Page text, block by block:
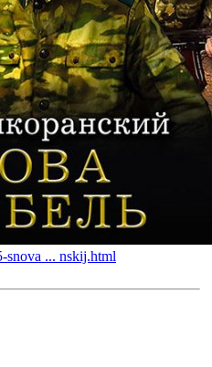
snova ... nskij.html